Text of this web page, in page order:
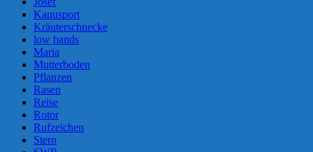
Kanusport
Kräuterschnecke
low bands
Maria
Mutterboden
Pflanzen
Rasen
Reise
Rotor
Rufzeichen
Stern